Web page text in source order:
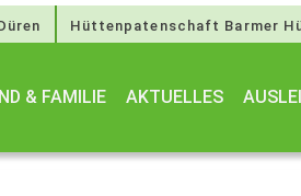
Hüttenpatenschaft Barmer
& FAMILIE AKTUELLES